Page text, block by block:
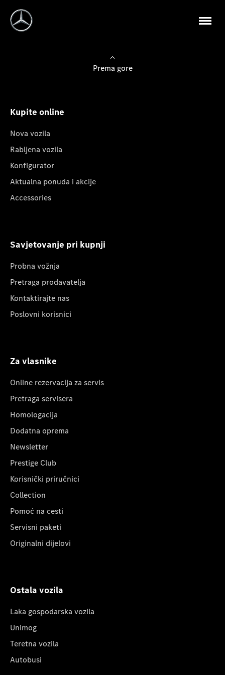
Prema gore
Kupite online
Nova vozila
Rabljena vozila
Konfigurator
Aktualna ponuda i akcije
Accessories
Savjetovanje pri kupnji
Probna vožnja
Pretraga prodavatelja
Kontaktirajte nas
Poslovni korisnici
Za vlasnike
Online rezervacija za servis
Pretraga servisera
Homologacija
Dodatna oprema
Newsletter
Prestige Club
Korisnički priručnici
Collection
Pomoć na cesti
Servisni paketi
Originalni dijelovi
Ostala vozila
Laka gospodarska vozila
Unimog
Teretna vozila
Autobusi